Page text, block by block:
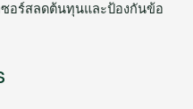
อร์สลดต้นทุนและป้องกันข้อ